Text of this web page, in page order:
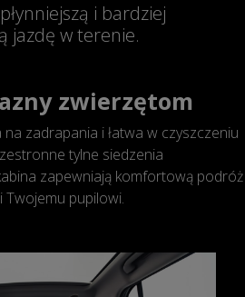
i bardziej
jazdę w terenie.
zwierzętom
zadrapania i łatwa w czyszczeniu
tylne siedzenia
zapewniają komfortową podróż
Twojemu pupilowi.